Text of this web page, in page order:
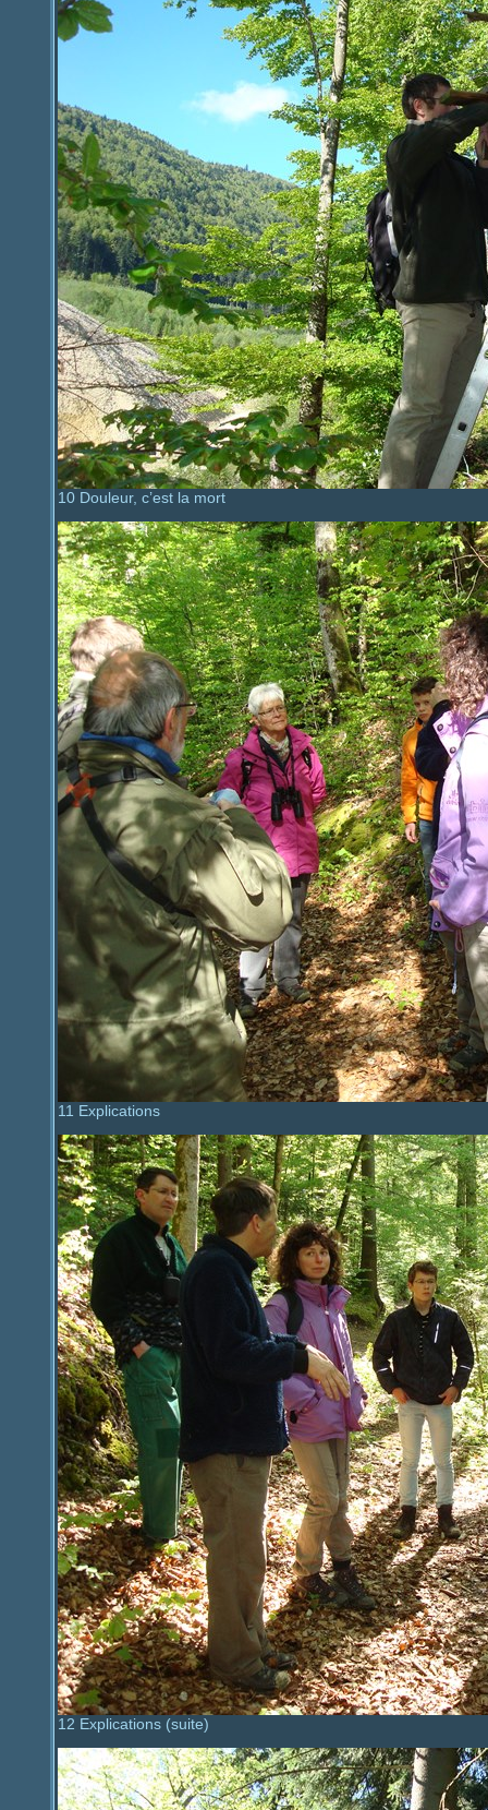
10 Douleur, c’est la mort
11 Explications
12 Explications (suite)